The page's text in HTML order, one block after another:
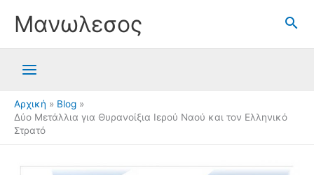
Μανωλεσος
Αρχική
Blog
Δύο Μετάλλια για Θυρανοίξια Ιερού Ναού και τον Ελληνικό
Στρατό